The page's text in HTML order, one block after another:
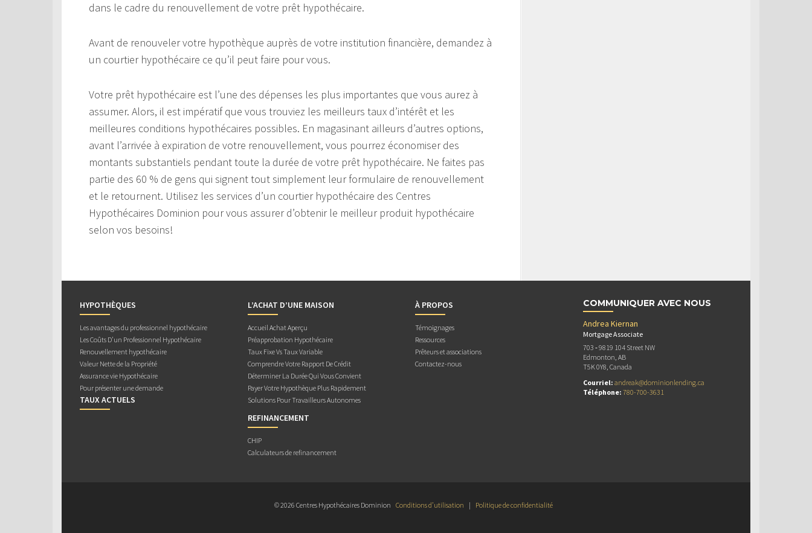
dans le cadre du renouvellement de votre prêt hypothécaire.
Avant de renouveler votre hypothèque auprès de votre institution financière, demandez à
un courtier hypothécaire ce qu’il peut faire pour vous.
Votre prêt hypothécaire est l’une des dépenses les plus importantes que vous aurez à
assumer. Alors, il est impératif que vous trouviez les meilleurs taux d’intérêt et les
meilleures conditions hypothécaires possibles. En magasinant ailleurs d’autres options,
avant l’arrivée à expiration de votre renouvellement, vous pourrez économiser des
montants substantiels pendant toute la durée de votre prêt hypothécaire. Ne faites pas
partie des 60 % de gens qui signent tout simplement leur formulaire de renouvellement
et le retournent. Utilisez les services d’un courtier hypothécaire des Centres
Hypothécaires Dominion pour vous assurer d’obtenir le meilleur produit hypothécaire
selon vos besoins!
HYPOTHÈQUES
Les avantages du professionnel hypothécaire
Les Coûts D’un Professionnel Hypothécaire
Renouvellement hypothécaire
Valeur Nette de la Propriété
Assurance vie Hypothécaire
Pour présenter une demande
TAUX ACTUELS
L’ACHAT D’UNE MAISON
Accueil Achat Aperçu
Préapprobation Hypothécaire
Taux Fixe Vs Taux Variable
Comprendre Votre Rapport De Crédit
Déterminer La Durée Qui Vous Convient
Payer Votre Hypothèque Plus Rapidement
Solutions Pour Travailleurs Autonomes
REFINANCEMENT
CHIP
Calculateurs de refinancement
À PROPOS
Témoignages
Ressources
Prêteurs et associations
Contactez-nous
COMMUNIQUER AVEC NOUS
Andrea Kiernan
Mortgage Associate
703 ‐ 9819 104 Street NW
Edmonton, AB
T5K 0Y8, Canada
Courriel: andreak@dominionlending.ca
Téléphone: 780-700-3631
© 2026 Centres Hypothécaires Dominion Conditions d’utilisation | Politique de confidentialité